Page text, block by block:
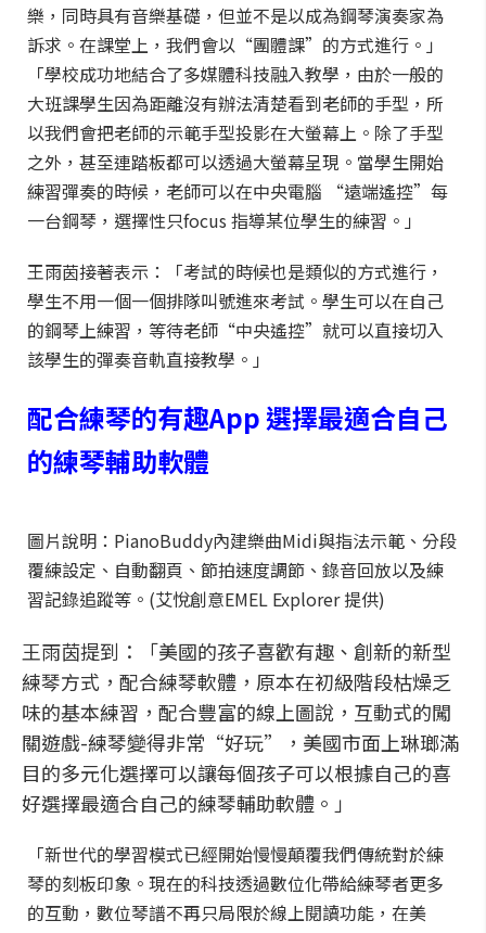
樂，同時具有音樂基礎，但並不是以成為鋼琴演奏家為
訴求。在課堂上，我們會以“團體課”的方式進行。」
「學校成功地結合了多媒體科技融入教學，由於一般的
大班課學生因為距離沒有辦法清楚看到老師的手型，所
以我們會把老師的示範手型投影在大螢幕上。除了手型
之外，甚至連踏板都可以透過大螢幕呈現。當學生開始
練習彈奏的時候，老師可以在中央電腦 “遠端遙控”每
一台鋼琴，選擇性只focus 指導某位學生的練習。」
王雨茵接著表示：「考試的時候也是類似的方式進行，
學生不用一個一個排隊叫號進來考試。學生可以在自己
的鋼琴上練習，等待老師“中央遙控”就可以直接切入
該學生的彈奏音軌直接教學。」
配合練琴的有趣App 選擇最適合自己
的練琴輔助軟體
圖片說明：PianoBuddy內建樂曲Midi與指法示範、分段
覆練設定、自動翻頁、節拍速度調節、錄音回放以及練
習記錄追蹤等。(艾悅創意EMEL Explorer 提供)
王雨茵提到：「美國的孩子喜歡有趣、創新的新型
練琴方式，配合練琴軟體，原本在初級階段枯燥乏
味的基本練習，配合豐富的線上圖說，互動式的闖
關遊戲-練琴變得非常“好玩”，美國市面上琳瑯滿
目的多元化選擇可以讓每個孩子可以根據自己的喜
好選擇最適合自己的練琴輔助軟體。」
「新世代的學習模式已經開始慢慢顛覆我們傳統對於練
琴的刻板印象。現在的科技透過數位化帶給練琴者更多
的互動，數位琴譜不再只局限於線上閱讀功能，在美